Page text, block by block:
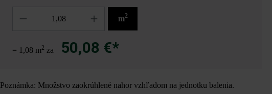
m2
= 1,08 m2 za 50,08 €*
Poznámka: Množstvo zaokrúhlené nahor vzhľadom na jednotku balenia.